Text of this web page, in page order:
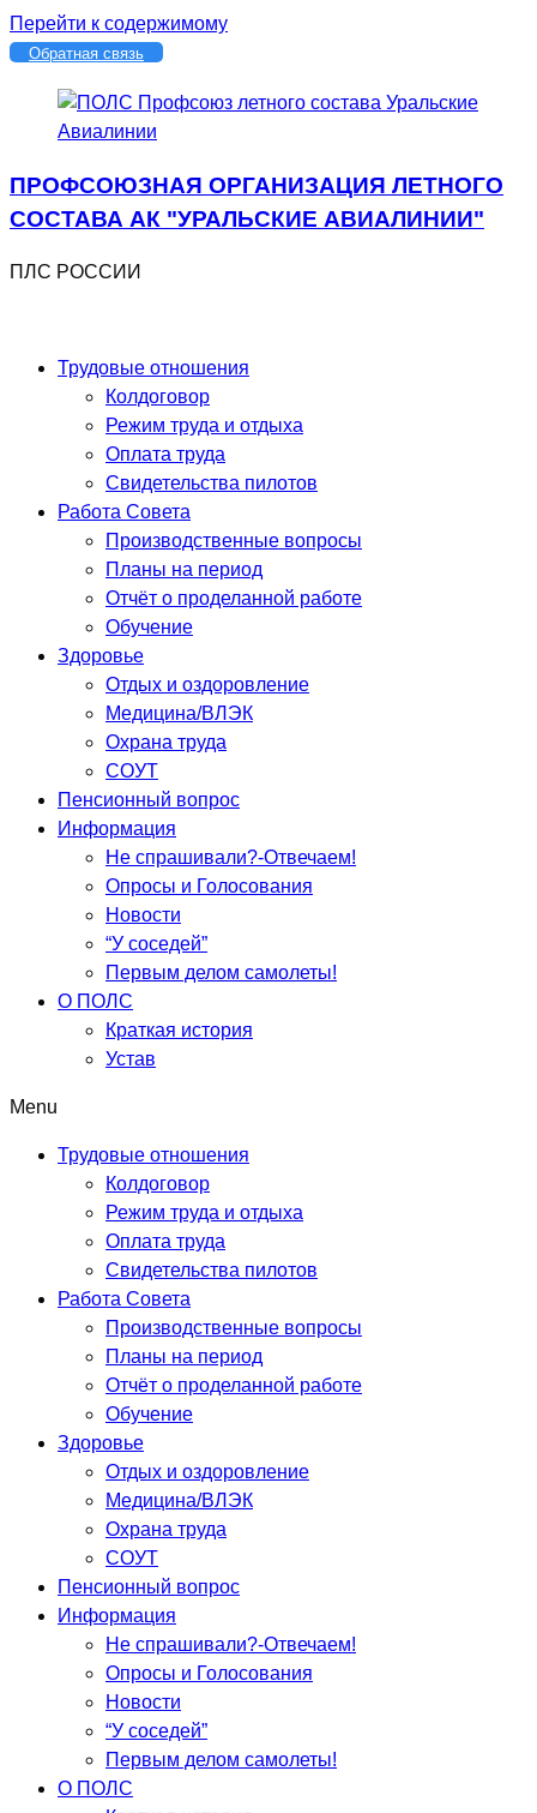
Перейти к содержимому
Обратная связь
ПРОФСОЮЗНАЯ ОРГАНИЗАЦИЯ ЛЕТНОГО
СОСТАВА АК "УРАЛЬСКИЕ АВИАЛИНИИ"
ПЛС РОССИИ
Трудовые отношения
Колдоговор
Режим труда и отдыха
Оплата труда
Свидетельства пилотов
Работа Совета
Производственные вопросы
Планы на период
Отчёт о проделанной работе
Обучение
Здоровье
Отдых и оздоровление
Медицина/ВЛЭК
Охрана труда
СОУТ
Пенсионный вопрос
Информация
Не спрашивали?-Отвечаем!
Опросы и Голосования
Новости
“У соседей”
Первым делом самолеты!
О ПОЛС
Краткая история
Устав
Menu
Трудовые отношения
Колдоговор
Режим труда и отдыха
Оплата труда
Свидетельства пилотов
Работа Совета
Производственные вопросы
Планы на период
Отчёт о проделанной работе
Обучение
Здоровье
Отдых и оздоровление
Медицина/ВЛЭК
Охрана труда
СОУТ
Пенсионный вопрос
Информация
Не спрашивали?-Отвечаем!
Опросы и Голосования
Новости
“У соседей”
Первым делом самолеты!
О ПОЛС